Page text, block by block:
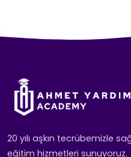
20 yılı aşkın tecrübemizle
eğitim hizmetleri sunuyoruz.